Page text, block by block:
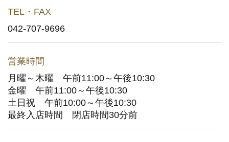
お問い合わせ
ご意見・お問い合わせフォーム
アプリに関するよくあるご質問
メディア取材に関するお問い合わせ
(YouTuberの方もこちら)
TEL・FAX
042-707-9696
営業時間
月曜～木曜 午前11:00～午後10:30
金曜 午前11:00～午後10:30
土日祝 午前10:00～午後10:30
最終入店時間 閉店時間30分前